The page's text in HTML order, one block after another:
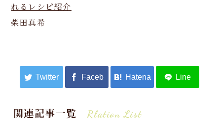
れるレシピ紹介
柴田真希
関連記事一覧 Rlation List